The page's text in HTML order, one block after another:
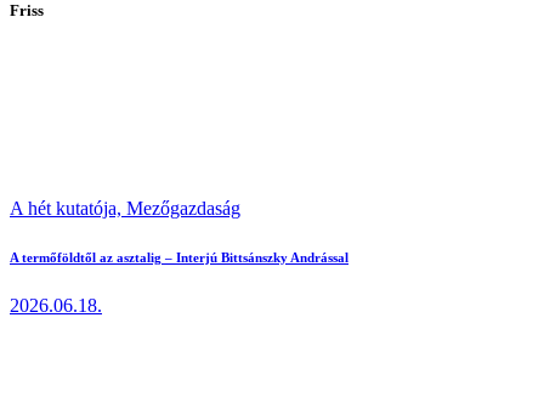
Friss
A hét kutatója, Mezőgazdaság
A termőföldtől az asztalig – Interjú Bittsánszky Andrással
2026.06.18.